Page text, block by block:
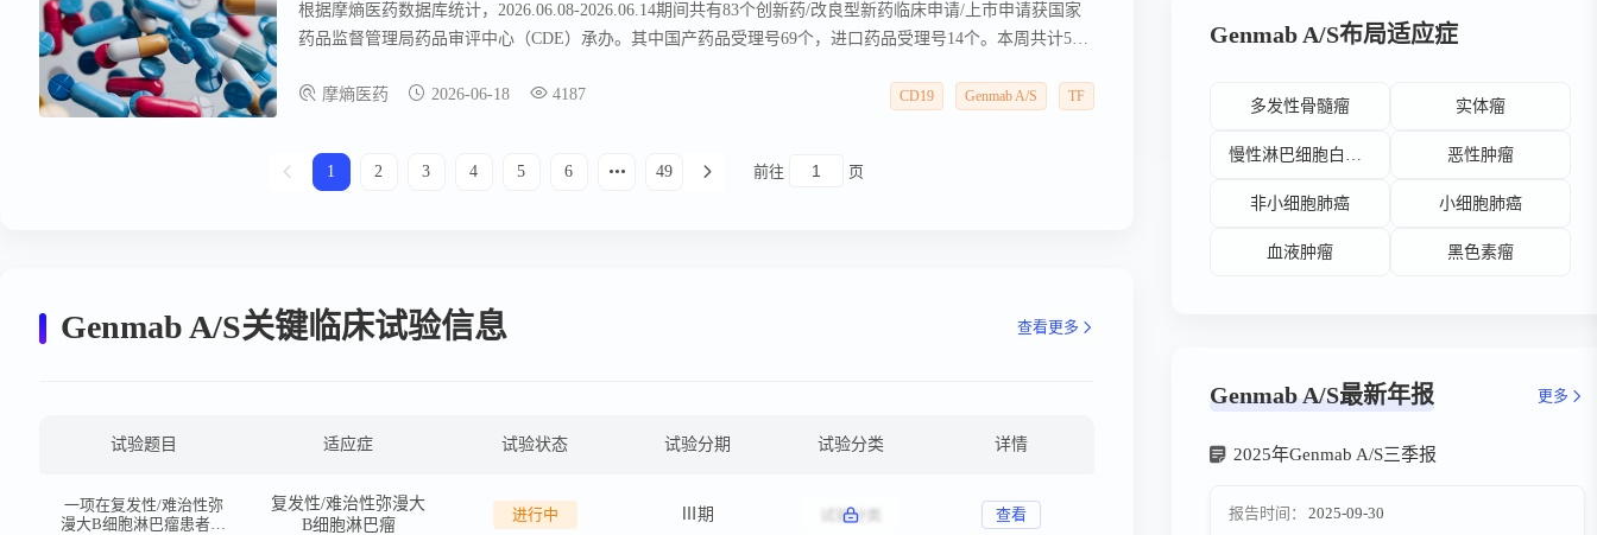
根据摩熵医药数据库统计，2026.06.08-2026.06.14期间共有83个创新药/改良型新药临床申请/上市申请获国家
药品监督管理局药品审评中心（CDE）承办。其中国产药品受理号69个，进口药品受理号14个。本周共计58
摩熵医药
2026-06-18 4187 CD19 Genmab A/S TF
1 2 3 4 5 6 49 前往 页
Genmab A/S关键临床试验信息 查看更多
试验题目 适应症 试验状态 试验分期 试验分类 详情
一项在复发性/难治性弥
漫大B细胞淋巴瘤患者中
复发性/难治性弥漫大
B细胞淋巴瘤
进行中 Ⅲ期 查看
Genmab A/S布局适应症
多发性骨髓瘤 实体瘤
恶性肿瘤
非小细胞肺癌 小细胞肺癌
血液肿瘤 黑色素瘤
Genmab A/S最新年报 更多
2025年Genmab A/S三季报
报告时间： 2025-09-30